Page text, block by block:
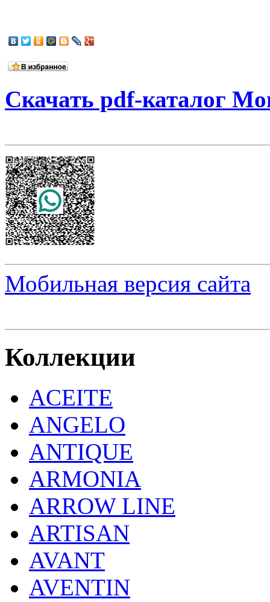
Скачать pdf-каталог
Мобильная версия сайта
Коллекции
ACEITE
ANGELO
ANTIQUE
ARMONIA
ARROW LINE
ARTISAN
AVANT
AVENTIN